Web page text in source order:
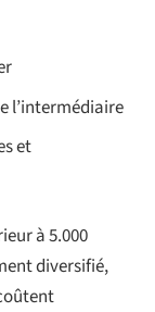
l’intermédiaire
et
à 5.000
diversifié,